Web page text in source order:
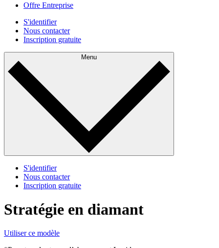
Offre Entreprise
S'identifier
Nous contacter
Inscription gratuite
Menu
S'identifier
Nous contacter
Inscription gratuite
Stratégie en diamant
Utiliser ce modèle